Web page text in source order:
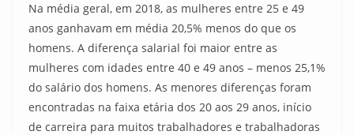
Na média geral, em 2018, as mulheres entre 25 e 49
anos ganhavam em média 20,5% menos do que os
homens. A diferença salarial foi maior entre as
mulheres com idades entre 40 e 49 anos – menos 25,1%
do salário dos homens. As menores diferenças foram
encontradas na faixa etária dos 20 aos 29 anos, início
de carreira para muitos trabalhadores e trabalhadoras